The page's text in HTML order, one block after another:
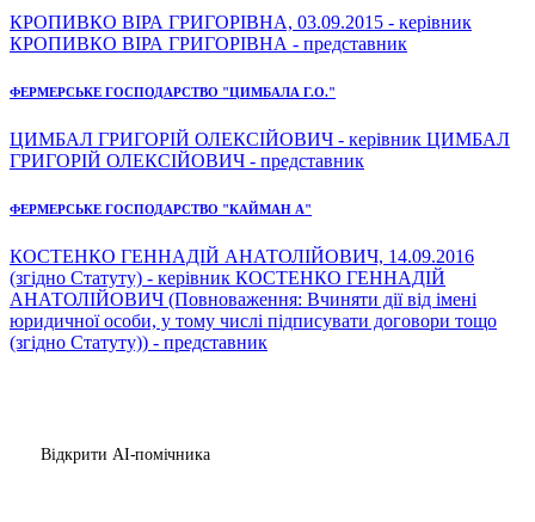
КРОПИВКО ВІРА ГРИГОРІВНА, 03.09.2015 - керівник
КРОПИВКО ВІРА ГРИГОРІВНА - представник
ФЕРМЕРСЬКЕ ГОСПОДАРСТВО "ЦИМБАЛА Г.О."
ЦИМБАЛ ГРИГОРІЙ ОЛЕКСІЙОВИЧ - керівник ЦИМБАЛ
ГРИГОРІЙ ОЛЕКСІЙОВИЧ - представник
ФЕРМЕРСЬКЕ ГОСПОДАРСТВО "КАЙМАН А"
КОСТЕНКО ГЕННАДІЙ АНАТОЛІЙОВИЧ, 14.09.2016
(згідно Статуту) - керівник КОСТЕНКО ГЕННАДІЙ
АНАТОЛІЙОВИЧ (Повноваження: Вчиняти дії від імені
юридичної особи, у тому числі підписувати договори тощо
(згідно Статуту)) - представник
Відкрити AI-помічника